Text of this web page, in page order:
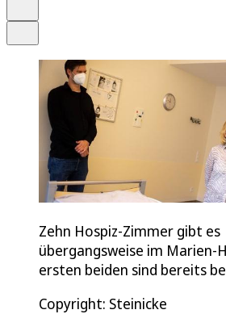
Zehn Hospiz-Zimmer gibt es
übergangsweise im Marien-
ersten beiden sind bereits
Copyright: Steinicke